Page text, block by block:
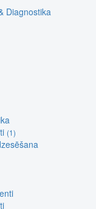
Diagnostika
(1)